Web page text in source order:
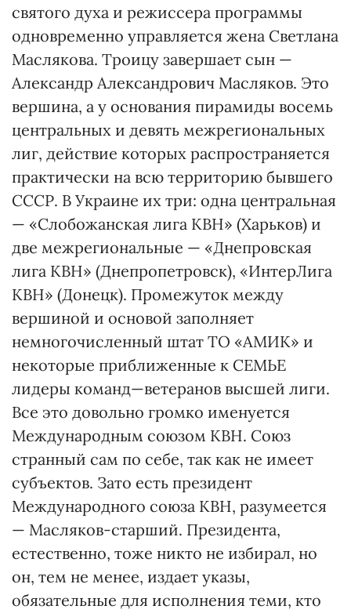
святого духа и режиссера программы
одновременно управляется жена Светлана
Маслякова. Троицу завершает сын —
Александр Александрович Масляков. Это
вершина, а у основания пирамиды восемь
центральных и девять межрегиональных
лиг, действие которых распространяется
практически на всю территорию бывшего
СССР. В Украине их три: одна центральная
— «Слобожанская лига КВН» (Харьков) и
две межрегиональные — «Днепровская
лига КВН» (Днепропетровск), «ИнтерЛига
КВН» (Донецк). Промежуток между
вершиной и основой заполняет
немногочисленный штат ТО «АМИК» и
некоторые приближенные к СЕМЬЕ
лидеры команд—ветеранов высшей лиги.
Все это довольно громко именуется
Международным союзом КВН. Союз
странный сам по себе, так как не имеет
субъектов. Зато есть президент
Международного союза КВН, разумеется
— Масляков-старший. Президента,
естественно, тоже никто не избирал, но
он, тем не менее, издает указы,
обязательные для исполнения теми, кто